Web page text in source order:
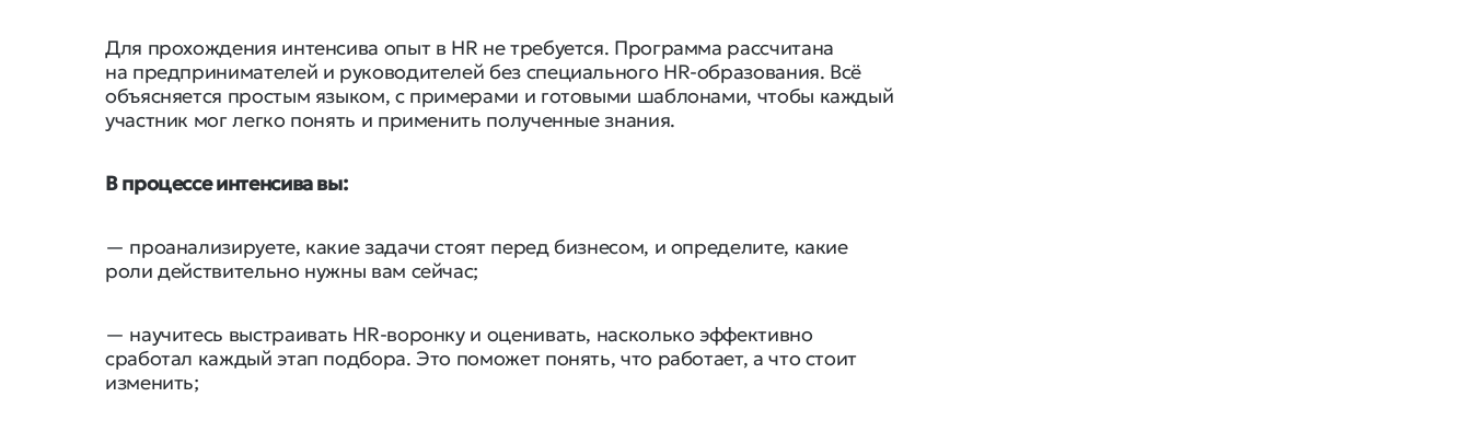
Для прохождения интенсива опыт в HR не требуется. Программа рассчитана
на предпринимателей и руководителей без специального HR-образования. Всё
объясняется простым языком, с примерами и готовыми шаблонами, чтобы каждый
участник мог легко понять и применить полученные знания.
В процессе интенсива вы:
— проанализируете, какие задачи стоят перед бизнесом, и определите, какие
роли действительно нужны вам сейчас;
— научитесь выстраивать HR-воронку и оценивать, насколько эффективно
сработал каждый этап подбора. Это поможет понять, что работает, а что стоит
изменить;